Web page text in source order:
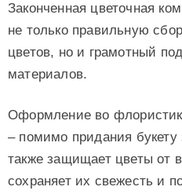
Законченная цветочная
не только правильную
цветов, но и грамотный
материалов.
Оформление во
– помимо придания букету
также защищает цветы от
сохраняет их свежесть и